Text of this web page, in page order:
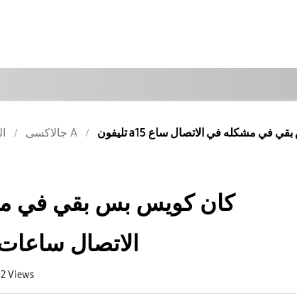
جالاكسى A
الاتصال
Views